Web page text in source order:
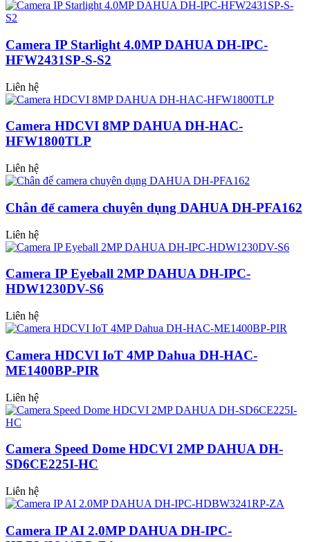
Camera IP Starlight 4.0MP DAHUA DH-IPC-
HFW2431SP-S-S2
Liên hệ
Camera HDCVI 8MP DAHUA DH-HAC-
HFW1800TLP
Liên hệ
Chân đế camera chuyên dụng DAHUA DH-PFA162
Liên hệ
Camera IP Eyeball 2MP DAHUA DH-IPC-
HDW1230DV-S6
Liên hệ
Camera HDCVI IoT 4MP Dahua DH-HAC-
ME1400BP-PIR
Liên hệ
Camera Speed Dome HDCVI 2MP DAHUA DH-
SD6CE225I-HC
Liên hệ
Camera IP AI 2.0MP DAHUA DH-IPC-